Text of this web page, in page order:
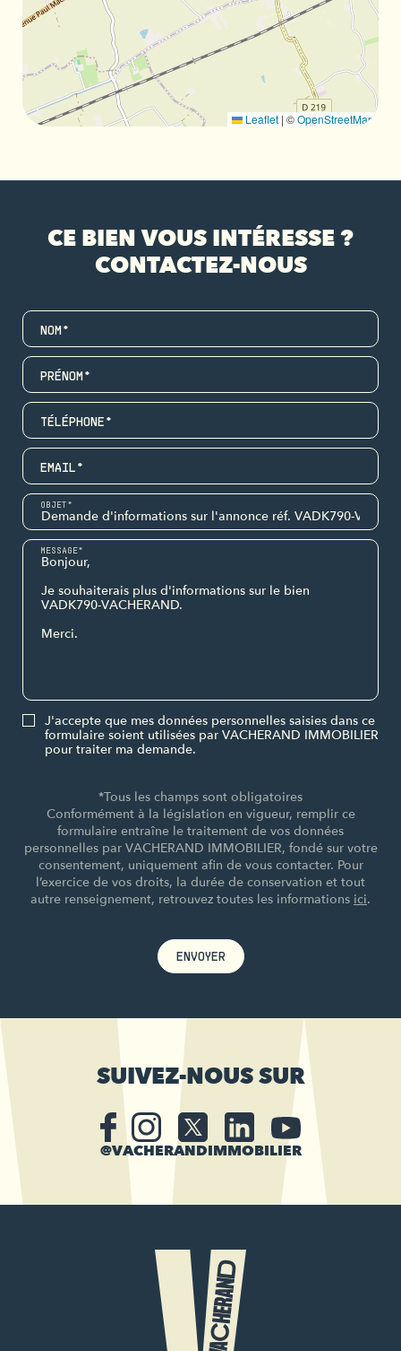
Leaflet | ©OpenStreetMap
CE BIEN VOUS INTÉRESSE ?
CONTACTEZ-NOUS
NOM*
PRÉNOM*
TÉLÉPHONE*
EMAIL*
OBJET*
MESSAGE*
J'accepte que mes données personnelles saisies dans ce
formulaire soient utilisées par VACHERAND IMMOBILIER
pour traiter ma demande.
*Tous les champs sont obligatoires
Conformément à la législation en vigueur, remplir ce
formulaire entraîne le traitement de vos données
personnelles par VACHERAND IMMOBILIER, fondé sur votre
consentement, uniquement afin de vous contacter. Pour
l’exercice de vos droits, la durée de conservation et tout
autre renseignement, retrouvez toutes les informations ici.
ENVOYER
SUIVEZ-NOUS SUR
@VACHERANDIMMOBILIER